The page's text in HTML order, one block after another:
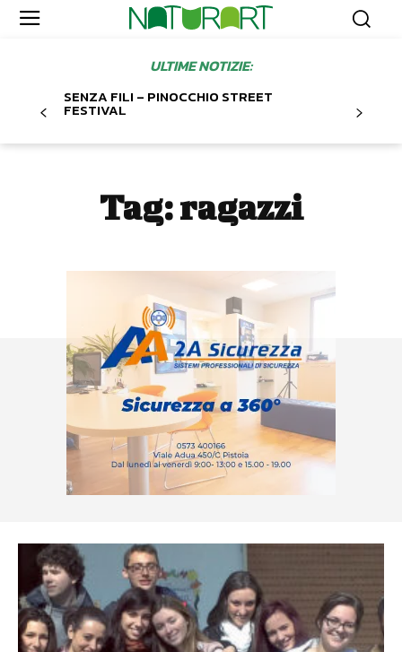
ULTIME NOTIZIE:
SENZA FILI – PINOCCHIO STREET
FESTIVAL
Tag:ragazzi